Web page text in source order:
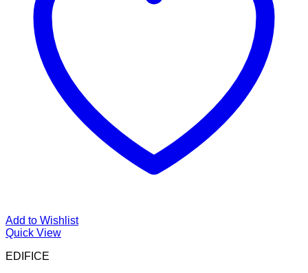
Add to Wishlist
Quick View
EDIFICE